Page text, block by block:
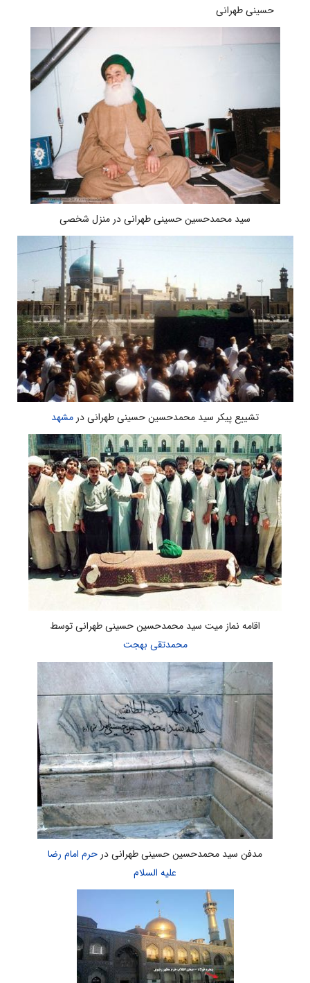
حسینی طهرانی
سید محمدحسین حسینی طهرانی در منزل شخصی
تشییع پیکر سید محمدحسین حسینی طهرانی در مشهد
اقامه نماز میت سید محمدحسین حسینی طهرانی توسط
محمدتقی بهجت
مدفن سید محمدحسین حسینی طهرانی درحرم امام رضا
علیه السلام